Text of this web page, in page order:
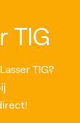
TIG
TIG?